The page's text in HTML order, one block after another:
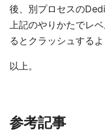
後、別プロセスの
上記のやりかたでレ
るとクラッシュする
以上。
参考記事